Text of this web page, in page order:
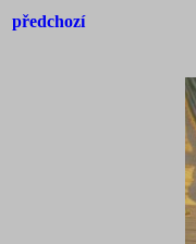
předchozí